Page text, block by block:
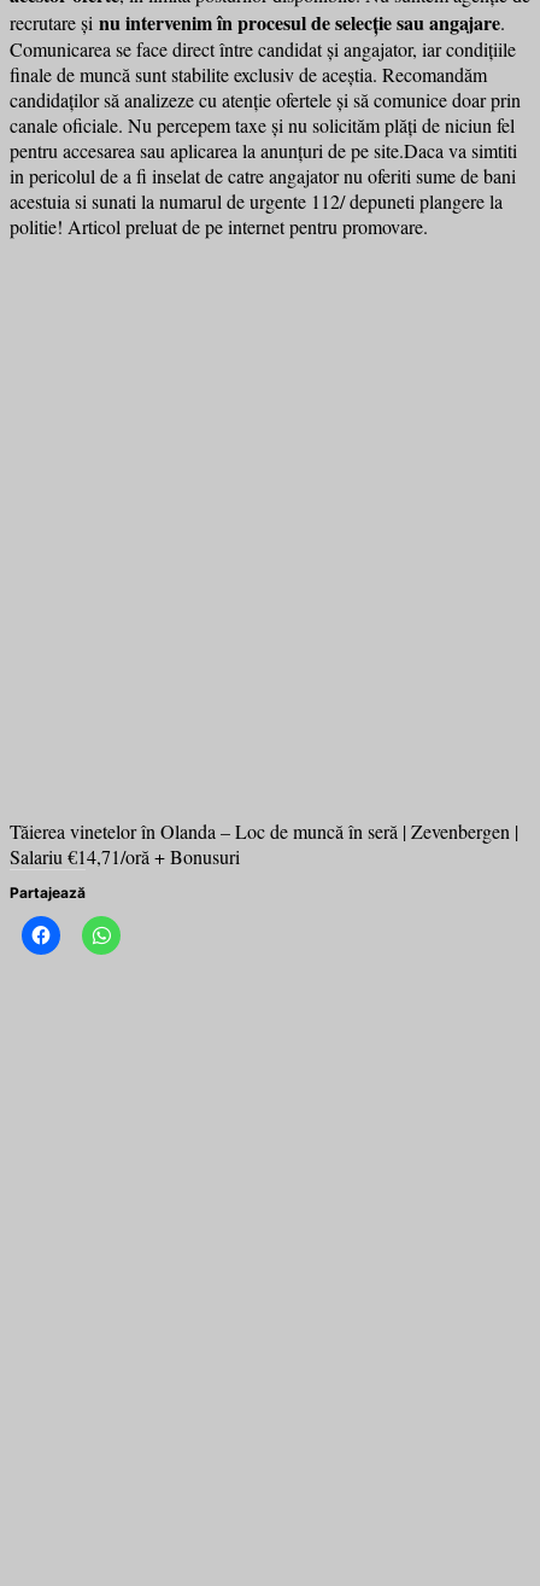
recrutare și nu intervenim în procesul de selecție sau angajare.
Comunicarea se face direct între candidat și angajator, iar condițiile
finale de muncă sunt stabilite exclusiv de aceștia. Recomandăm
candidaților să analizeze cu atenție ofertele și să comunice doar prin
canale oficiale. Nu percepem taxe și nu solicităm plăți de niciun fel
pentru accesarea sau aplicarea la anunțuri de pe site.Daca va simtiti
in pericolul de a fi inselat de catre angajator nu oferiti sume de bani
acestuia si sunati la numarul de urgente 112/ depuneti plangere la
politie! Articol preluat de pe internet pentru promovare.
Tăierea vinetelor în Olanda – Loc de muncă în seră | Zevenbergen |
Salariu €14,71/oră + Bonusuri
Partajează